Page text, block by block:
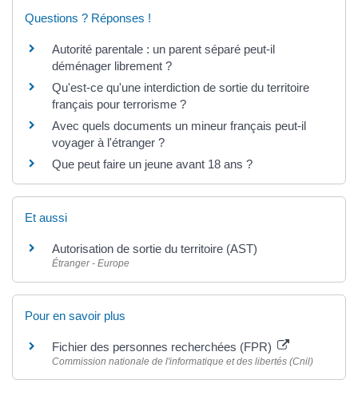
Questions ? Réponses !
Autorité parentale : un parent séparé peut-il
déménager librement ?
Qu'est-ce qu'une interdiction de sortie du territoire
français pour terrorisme ?
Avec quels documents un mineur français peut-il
voyager à l'étranger ?
Que peut faire un jeune avant 18 ans ?
Et aussi
Autorisation de sortie du territoire (AST)
Étranger - Europe
Pour en savoir plus
Fichier des personnes recherchées (FPR)
Commission nationale de l'informatique et des libertés (Cnil)